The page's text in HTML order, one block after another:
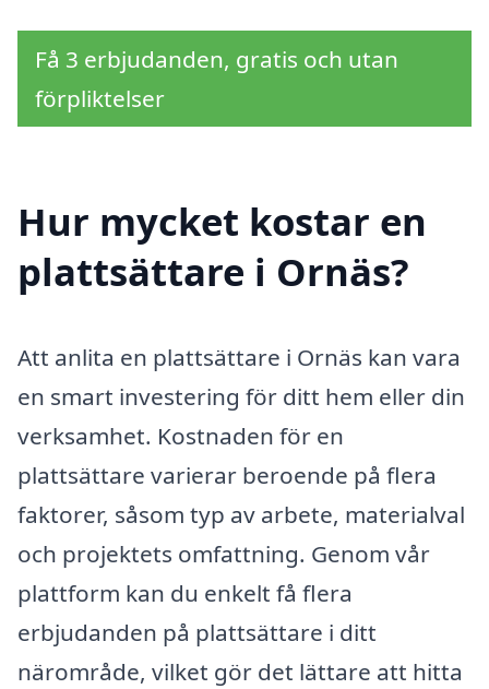
Få 3 erbjudanden, gratis och utan
förpliktelser
Hur mycket kostar en
plattsättare i Ornäs?
Att anlita en plattsättare i Ornäs kan vara
en smart investering för ditt hem eller din
verksamhet. Kostnaden för en
plattsättare varierar beroende på flera
faktorer, såsom typ av arbete, materialval
och projektets omfattning. Genom vår
plattform kan du enkelt få flera
erbjudanden på plattsättare i ditt
närområde, vilket gör det lättare att hitta